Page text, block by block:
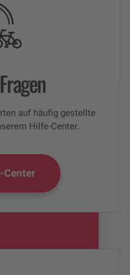
auf häufig gestellte
Hilfe-Center.
Center